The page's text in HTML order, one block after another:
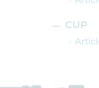
CUP